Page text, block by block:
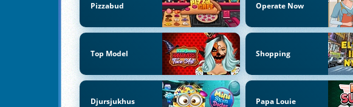
Pizzabud Operate Now
Top Model Shopping
Djursjukhus Papa Louie